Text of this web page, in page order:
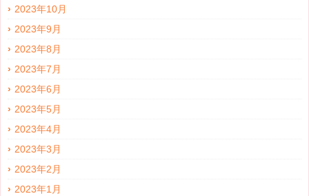
2023年10月
2023年9月
2023年8月
2023年7月
2023年6月
2023年5月
2023年4月
2023年3月
2023年2月
2023年1月